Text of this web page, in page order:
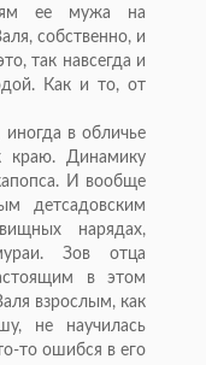
ее мужа на
собственно, и
так навсегда и
Как и то, от
иногда в обличье
краю. Динамику
И вообще
детсадовским
нарядах,
Зов отца
в этом
взрослым, как
не научилась
то ошибся в его